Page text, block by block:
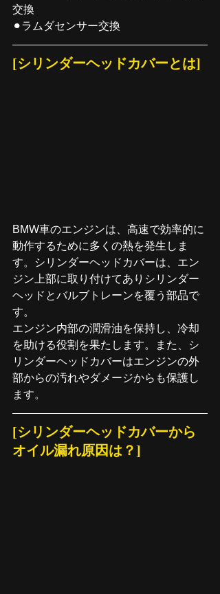
交換
⚫︎ラムダセンサー交換
[シリンダーヘッドカバーとは]
BMW車のエンジンは、高速で効率的に
動作するために多くの熱を発生しま
す。シリンダーヘッドカバーは、エン
ジン上部に取り付けてありシリンダー
ヘッドとバルブトレーンを覆う部品で
す。
エンジン内部の潤滑油を保持し、冷却
を助ける役割を果たします。また、シ
リンダーヘッドカバーはエンジンの外
部からの汚れやダメージからも保護し
ます。
[シリンダーヘッドカバーから
オイル漏れ原因は？]